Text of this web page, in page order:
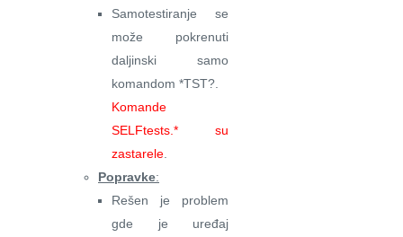
Samotestiranje se
može pokrenuti
daljinski samo
komandom *TST?.
Komande
SELFtests.* su
zastarele
Popravke:
Rešen je problem
gde je uređaj